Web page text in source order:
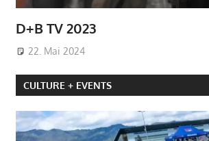
D+B TV 2023
22. Mai 2024
CULTURE + EVENTS